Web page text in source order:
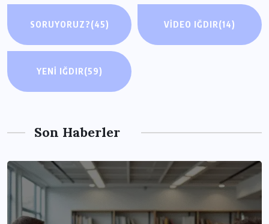
SORUYORUZ?(45) VIDEO IĞDIR(14)
YENI IĞDIR(59)
Son Haberler